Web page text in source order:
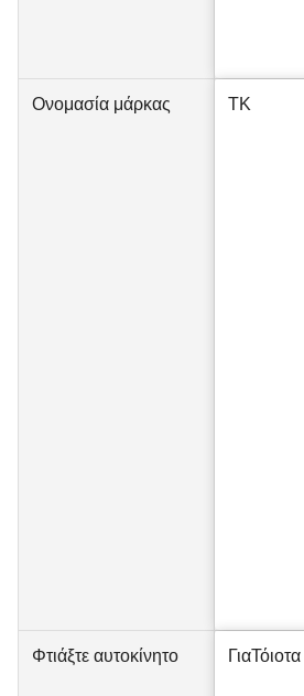
Ονομασία μάρκας TK
Φτιάξτε αυτοκίνητο ΓιαΤόιοτα